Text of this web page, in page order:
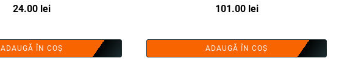
24.00 lei
ADAUGĂ ÎN COȘ
101.00 lei
ADAUGĂ ÎN COȘ